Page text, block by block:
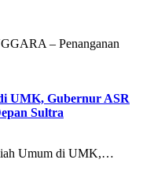
– Penanganan
UMK, Gubernur ASR
Sultra
Umum di UMK,…